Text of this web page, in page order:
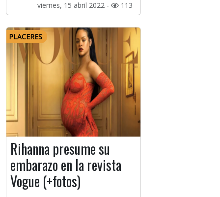
viernes, 15 abril 2022 - 113
PLACERES
Rihanna presume su
embarazo en la revista
Vogue (+fotos)